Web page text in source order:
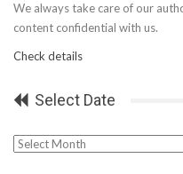
We always take care of our
content confidential with us.
Check details
Select Date
Select